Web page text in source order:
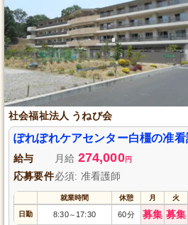
社会福祉法人 うねび会
ぽれぽれケアセンター白橿の准
給与 月給 274,000円
応募要件必須: 准看護師
就業時間 休憩 月 火
日勤 8:30～ 17:30 60分 募集 募集